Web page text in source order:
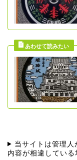
当サイトは管理人
内容が相違してい